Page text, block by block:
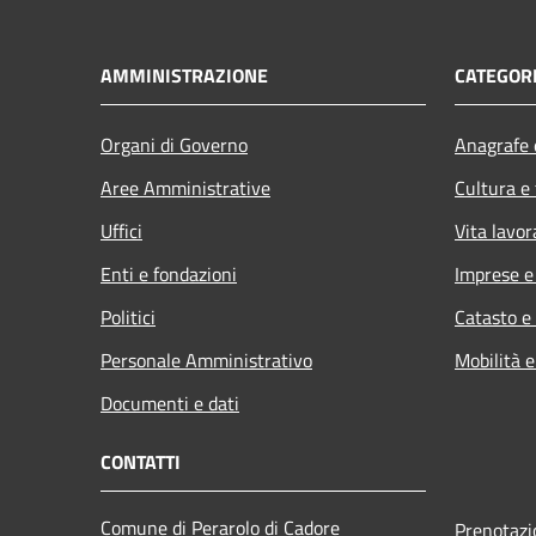
AMMINISTRAZIONE
Organi di Governo
Aree Amministrative
Uffici
Enti e fondazioni
Politici
Personale Amministrativo
Documenti e dati
Cultura
Vita
Imprese
Catasto
Mobilità
CONTATTI
Comune di Perarolo di Cadore